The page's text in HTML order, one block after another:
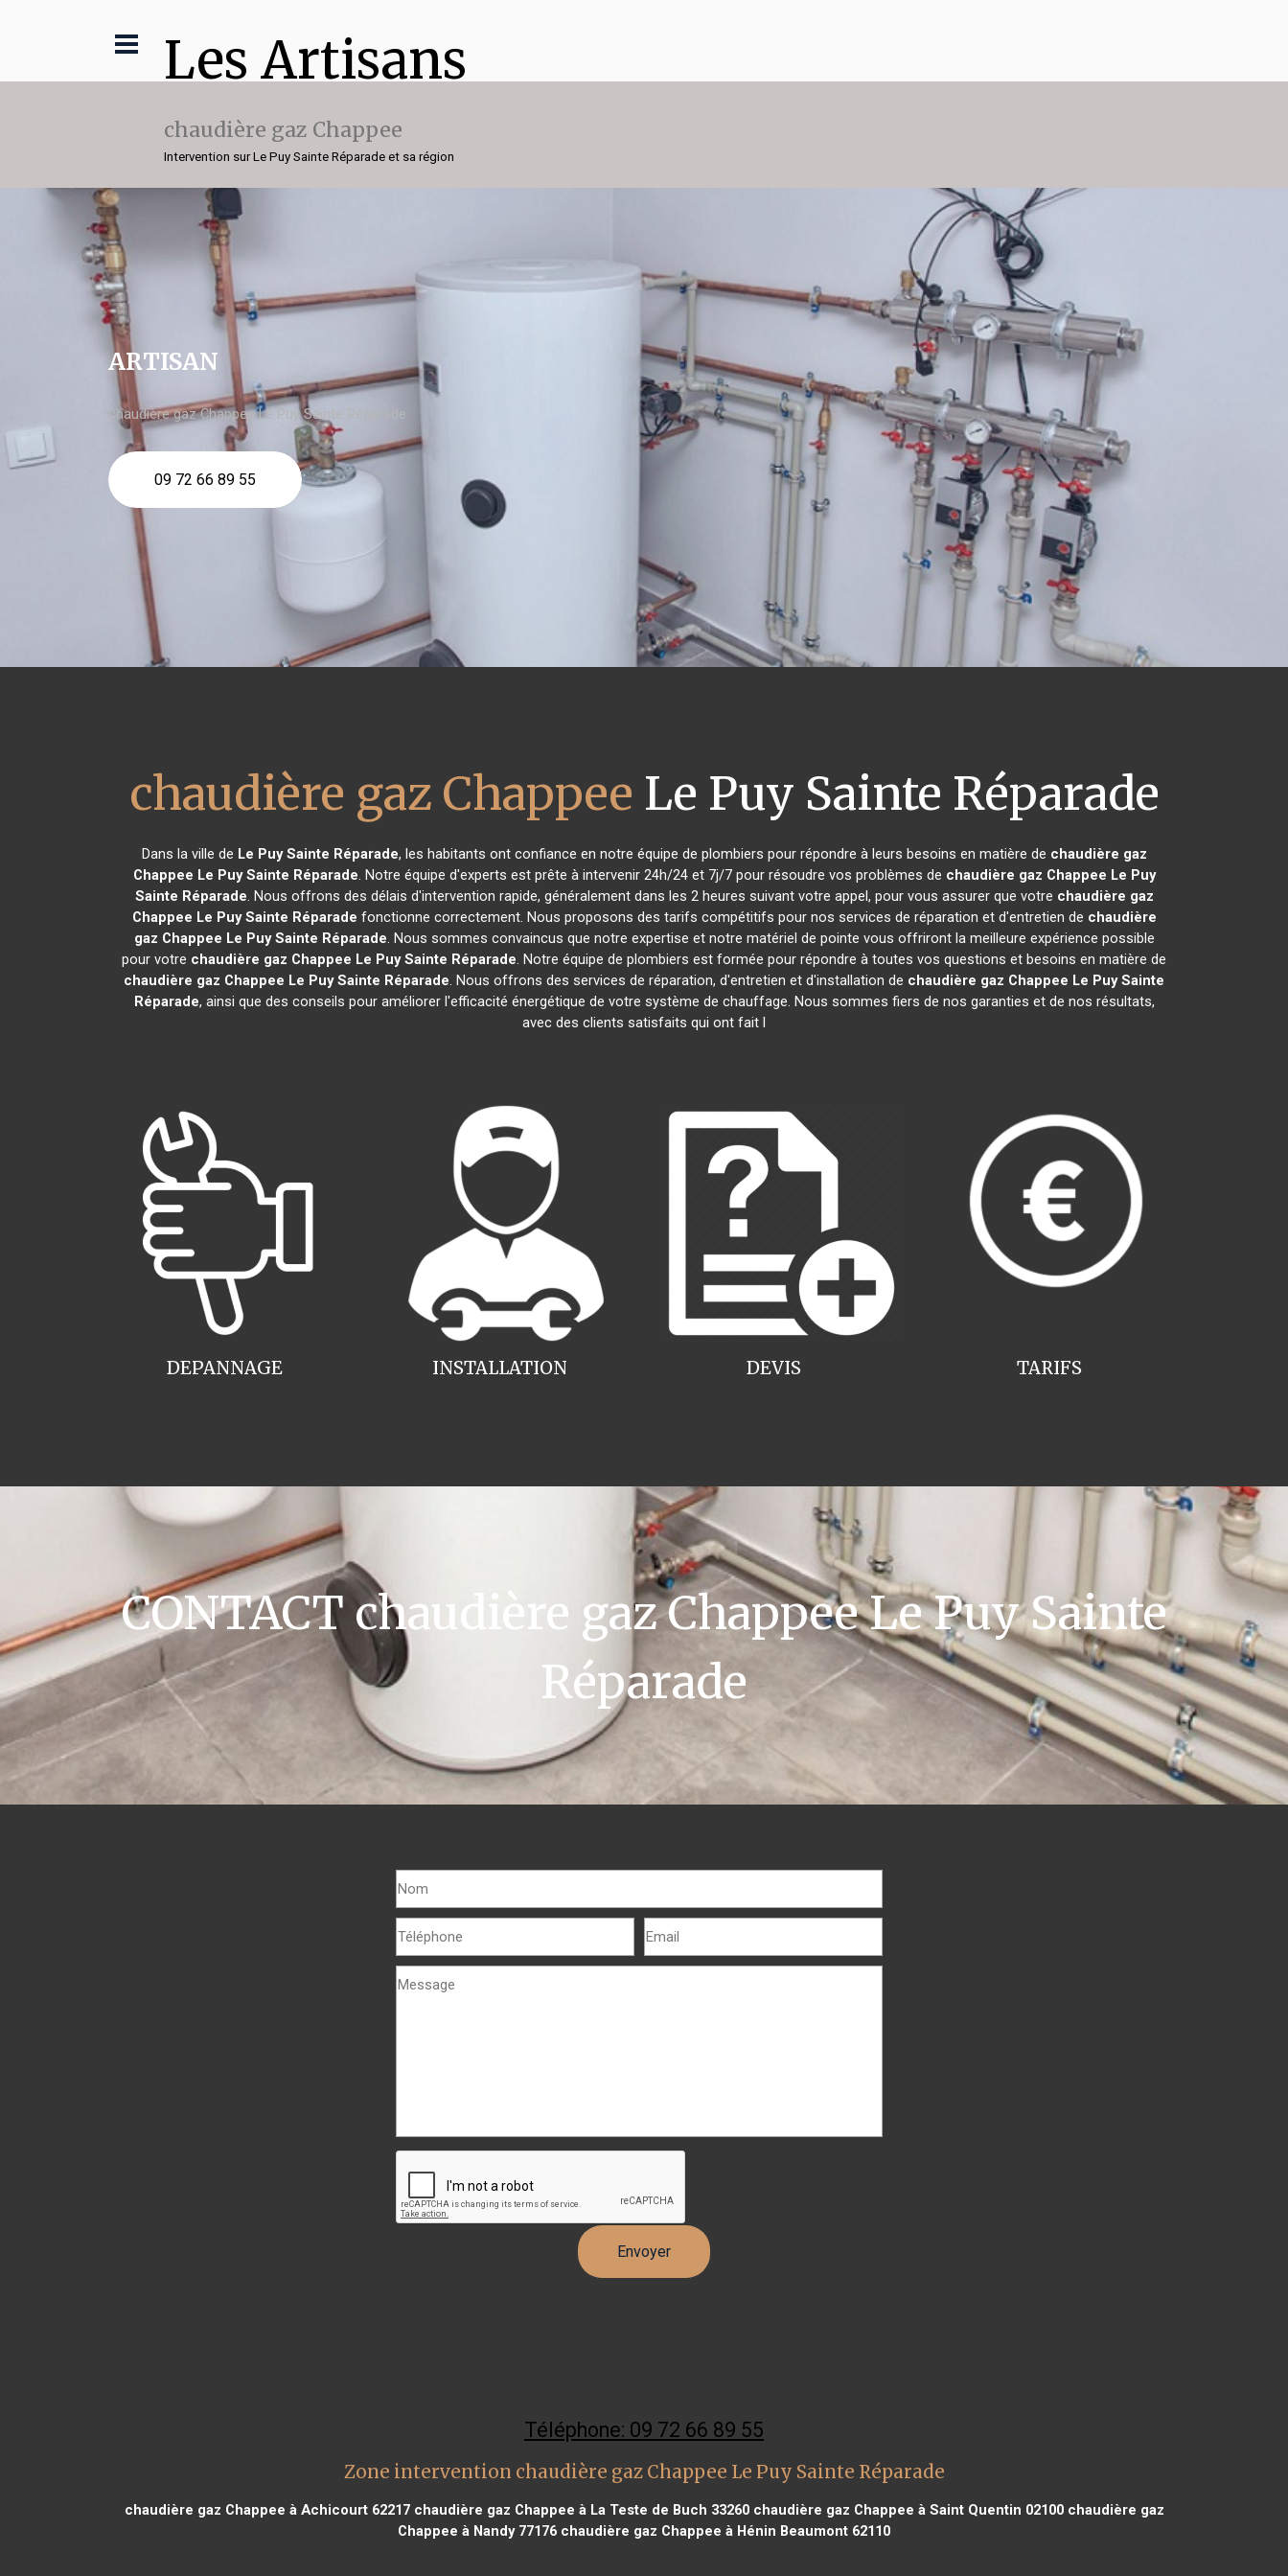
Les Artisans
chaudière gaz Chappee
Intervention sur Le Puy Sainte Réparade et sa région
ARTISAN
chaudière gaz Chappee Le Puy Sainte Réparade
09 72 66 89 55
chaudière gaz Chappee Le Puy Sainte Réparade
Dans la ville de Le Puy Sainte Réparade, les habitants ont confiance en notre équipe de plombiers pour répondre à leurs besoins en matière de chaudière gaz
Chappee Le Puy Sainte Réparade. Notre équipe d'experts est prête à intervenir 24h/24 et 7j/7 pour résoudre vos problèmes de chaudière gaz Chappee Le Puy
Sainte Réparade. Nous offrons des délais d'intervention rapide, généralement dans les 2 heures suivant votre appel, pour vous assurer que votre chaudière gaz
Chappee Le Puy Sainte Réparade fonctionne correctement. Nous proposons des tarifs compétitifs pour nos services de réparation et d'entretien de chaudière
gaz Chappee Le Puy Sainte Réparade. Nous sommes convaincus que notre expertise et notre matériel de pointe vous offriront la meilleure expérience possible
pour votre chaudière gaz Chappee Le Puy Sainte Réparade. Notre équipe de plombiers est formée pour répondre à toutes vos questions et besoins en matière de
chaudière gaz Chappee Le Puy Sainte Réparade. Nous offrons des services de réparation, d'entretien et d'installation de chaudière gaz Chappee Le Puy Sainte
Réparade, ainsi que des conseils pour améliorer l'efficacité énergétique de votre système de chauffage. Nous sommes fiers de nos garanties et de nos résultats,
avec des clients satisfaits qui ont fait l
INSTALLATION
DEPANNAGE TARIFS
DEVIS
CONTACT chaudière gaz Chappee Le Puy Sainte
Réparade
Téléphone: 09 72 66 89 55
Zone intervention chaudière gaz Chappee Le Puy Sainte Réparade
chaudière gaz Chappee à Achicourt 62217chaudière gaz Chappee à La Teste de Buch 33260chaudière gaz Chappee à Saint Quentin 02100chaudière gaz
Chappee à Nandy 77176 chaudière gaz Chappee à Hénin Beaumont 62110